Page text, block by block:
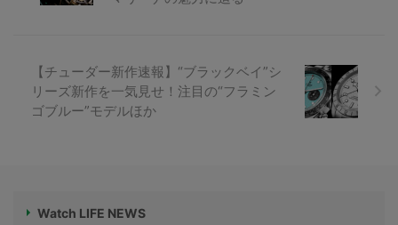
【チューダー新作速報】“ブラックベイ”シ
リーズ新作を一気見せ！注目の“フラミン
ゴブルー”モデルほか
Watch LIFE NEWS